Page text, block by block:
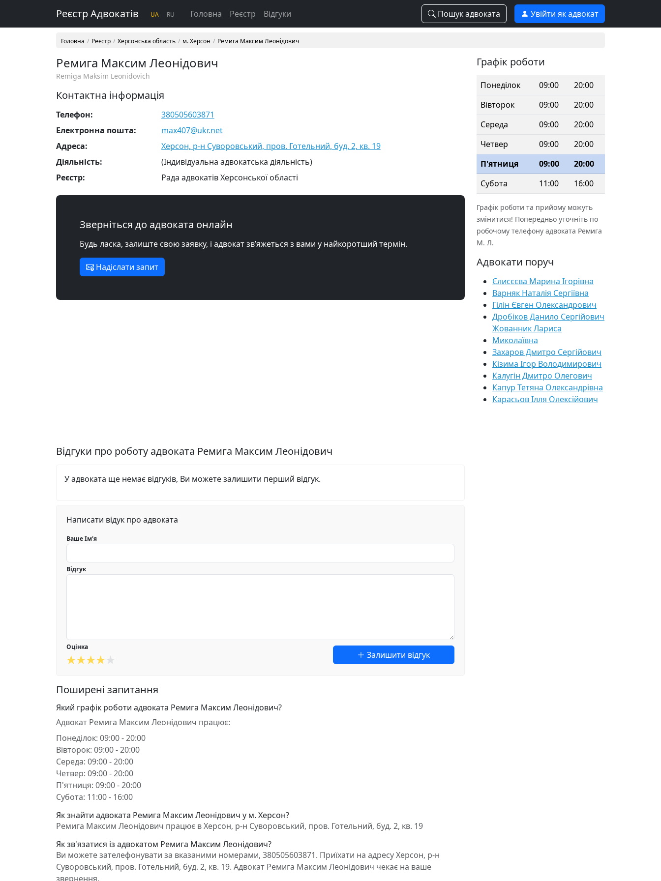
Реєстр Адвокатів UA RU Головна Реєстр Відгуки Пошук адвоката Увійти як адвокат
Головна Реєстр Херсонська область м. Херсон Ремига Максим Леонідович
Ремига Максим Леонідович
Remiga Maksim Leonidovich
Контактна інформація
Телефон:
380505603871
Електронна пошта:
max407@ukr.net
Адреса:
Херсон, р-н Суворовський, пров. Готельний, буд. 2, кв. 19
Діяльність:
(Індивідуальна адвокатська діяльність)
Реєстр:
Рада адвокатів Херсонської області
Зверніться до адвоката онлайн
Будь ласка, залиште свою заявку, і адвокат зв’яжеться з вами у найкоротший термін.
Надіслати запит
Відгуки про роботу адвоката Ремига Максим Леонідович
У адвоката ще немає відгуків, Ви можете залишити перший відгук.
Написати відук про адвоката
Ваше Ім'я
Відгук
Оцінка
Залишити відгук
Поширені запитання
Який графік роботи адвоката Ремига Максим Леонідович?
Адвокат Ремига Максим Леонідович працює:
Понеділок: 09:00 - 20:00
Вівторок: 09:00 - 20:00
Середа: 09:00 - 20:00
Четвер: 09:00 - 20:00
П'ятниця: 09:00 - 20:00
Субота: 11:00 - 16:00
Як знайти адвоката Ремига Максим Леонідович у м. Херсон?
Ремига Максим Леонідович працює в Херсон, р-н Суворовський, пров. Готельний, буд. 2, кв. 19
Як зв'язатися із адвокатом Ремига Максим Леонідович?
Ви можете зателефонувати за вказаними номерами, 380505603871. Приїхати на адресу Херсон, р-н
Суворовський, пров. Готельний, буд. 2, кв. 19. Адвокат Ремига Максим Леонідович чекає на ваше
звернення.
Графік роботи
Понеділок 09:00
20:00
Вівторок
09:00
20:00
Середа
09:00
20:00
Четвер
09:00
20:00
П'ятниця
09:00
20:00
Субота
11:00 16:00
Графік роботи та прийому можуть
змінитися! Попередньо уточніть по
робочому телефону адвоката Ремига
М. Л.
Адвокати поруч
Єлисєєва Марина Ігорівна
Варняк Наталія Сергіївна
Гілін Євген Олександрович
Дробіков Данило Сергійович
Жованник Лариса
Миколаївна
Захаров Дмитро Сергійович
Кізима Ігор Володимирович
Калугін Дмитро Олегович
Капур Тетяна Олександрівна
Карасьов Ілля Олексійович